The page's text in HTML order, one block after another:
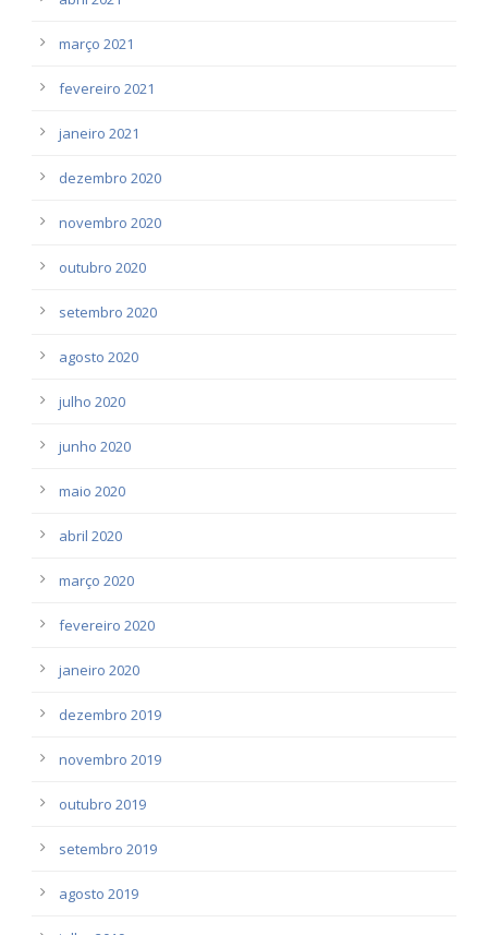
março 2021
fevereiro 2021
janeiro 2021
dezembro 2020
novembro 2020
outubro 2020
setembro 2020
agosto 2020
julho 2020
junho 2020
maio 2020
abril 2020
março 2020
fevereiro 2020
janeiro 2020
dezembro 2019
novembro 2019
outubro 2019
setembro 2019
agosto 2019